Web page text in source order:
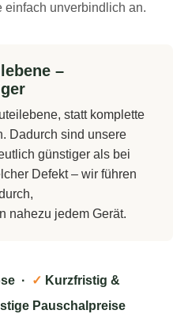
unverbindlich an.
–
statt komplette
Dadurch sind unsere
günstiger als bei
Defekt – wir führen
nahezu jedem Gerät.
· ✓ Kurzfristig &
Pauschalpreise